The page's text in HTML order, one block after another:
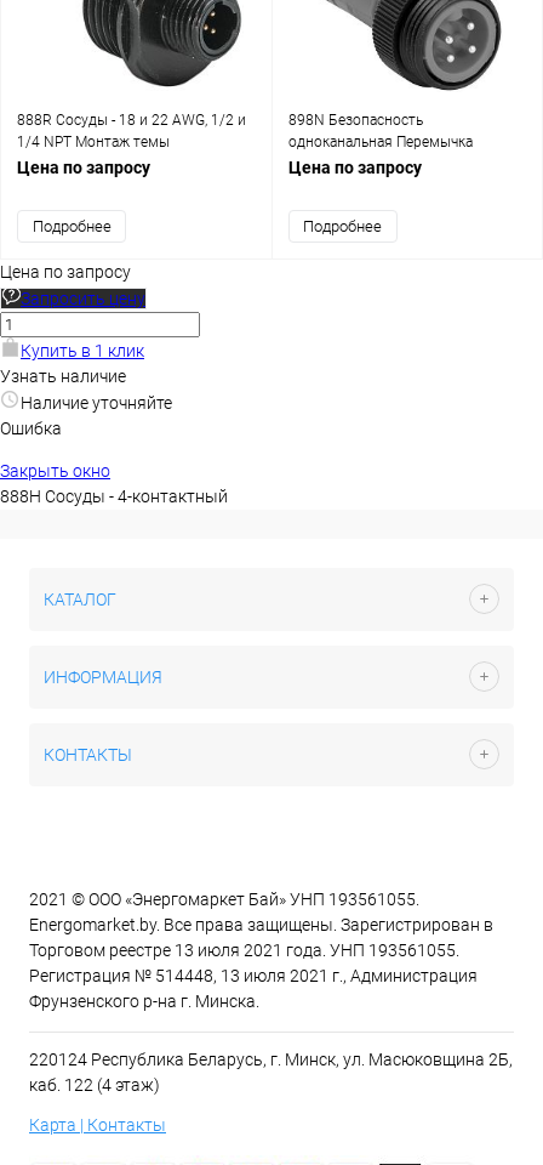
888R Сосуды - 18 и 22 AWG, 1/2 и
1/4 NPT Монтаж темы
Цена по запросу
Подробнее
898N Безопасность
одноканальная Перемычка
Цена по запросу
Подробнее
Цена по запросу
Запросить цену
Купить в 1 клик
Узнать наличие
Наличие уточняйте
Ошибка
Закрыть окно
888H Сосуды - 4-контактный
КАТАЛОГ
ИНФОРМАЦИЯ
КОНТАКТЫ
2021 © ООО «Энергомаркет Бай» УНП 193561055.
Energomarket.by. Все права защищены. Зарегистрирован в
Торговом реестре 13 июля 2021 года. УНП 193561055.
Регистрация № 514448, 13 июля 2021 г., Администрация
Фрунзенского р-на г. Минска.
220124 Республика Беларусь, г. Минск, ул. Масюковщина 2Б,
каб. 122 (4 этаж)
Карта | Контакты